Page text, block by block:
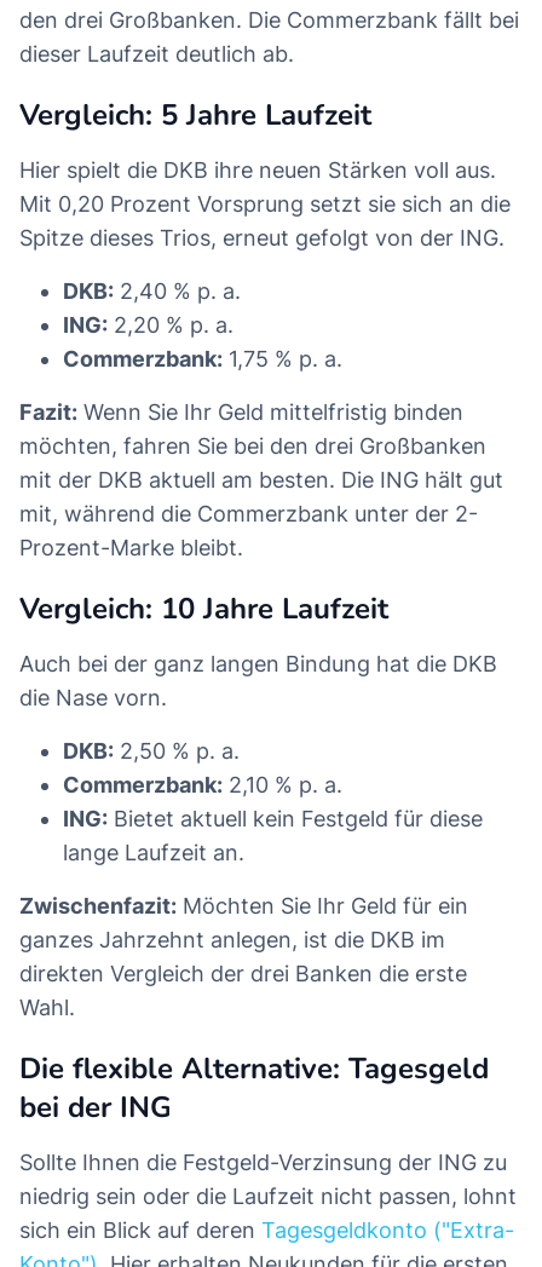
den drei Großbanken. Die Commerzbank fällt bei
dieser Laufzeit deutlich ab.
Vergleich: 5 Jahre Laufzeit
Hier spielt die DKB ihre neuen Stärken voll aus.
Mit 0,20 Prozent Vorsprung setzt sie sich an die
Spitze dieses Trios, erneut gefolgt von der ING.
DKB: 2,40 % p. a.
ING: 2,20 % p. a.
Commerzbank: 1,75 % p. a.
Fazit: Wenn Sie Ihr Geld mittelfristig binden
möchten, fahren Sie bei den drei Großbanken
mit der DKB aktuell am besten. Die ING hält gut
mit, während die Commerzbank unter der 2-
Prozent-Marke bleibt.
Vergleich: 10 Jahre Laufzeit
Auch bei der ganz langen Bindung hat die DKB
die Nase vorn.
DKB: 2,50 % p. a.
Commerzbank: 2,10 % p. a.
ING: Bietet aktuell kein Festgeld für diese
lange Laufzeit an.
Zwischenfazit: Möchten Sie Ihr Geld für ein
ganzes Jahrzehnt anlegen, ist die DKB im
direkten Vergleich der drei Banken die erste
Wahl.
Die flexible Alternative: Tagesgeld
bei der ING
Sollte Ihnen die Festgeld-Verzinsung der ING zu
niedrig sein oder die Laufzeit nicht passen, lohnt
sich ein Blick auf deren Tagesgeldkonto ("Extra-